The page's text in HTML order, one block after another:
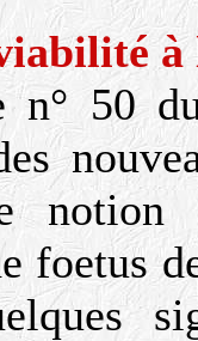
à
n° 50
foetus